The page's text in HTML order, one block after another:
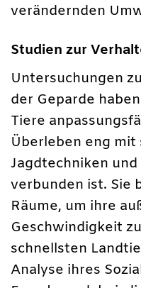
verändernden
Studien zur
Untersuchungen
der Geparde
Tiere
Überleben eng
Jagdtechniken
verbunden ist. Sie
Räume, um ihre
Geschwindigkeit
schnellsten
Analyse ihres